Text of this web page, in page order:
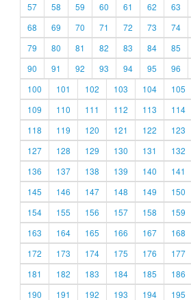
57
58 59 60 61 62 63
68
69 70 71 72 73 74
79
80 81 82 83 84 85
90
91 92 93 94 95 96
100
101 102 103 104 105
109
110 111 112 113 114
118
119 120 121 122 123
127
128 129 130 131 132
136
137 138 139 140 141
145
146 147 148 149 150
154
155 156 157 158 159
163
164 165 166 167 168
172
173 174 175 176 177
181
182 183 184 185 186
190
191 192 193 194 195